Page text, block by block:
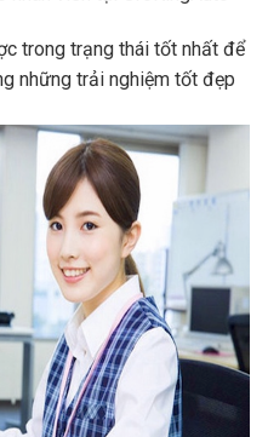
trong trạng thái tốt nhất để
những trải nghiệm tốt đẹp